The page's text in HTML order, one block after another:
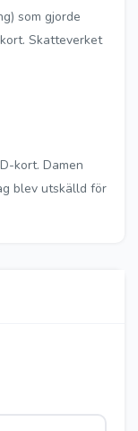
som gjorde
Skatteverket
kort. Damen
blev utskälld för